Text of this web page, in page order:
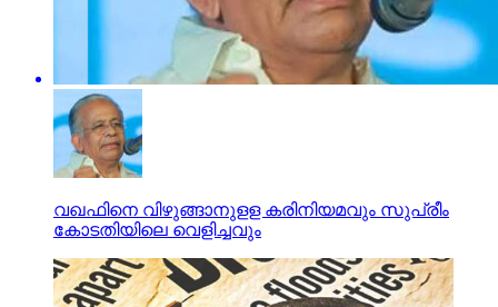
വഖഫിനെ വിഴുങ്ങാനുളള കരിനിയമവും സുപ്രീം
കോടതിയിലെ വെളിച്ചവും